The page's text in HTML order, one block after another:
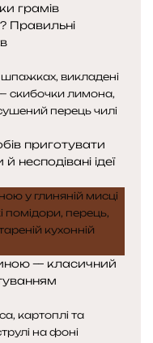
грамів
Правильні
приготувати
несподівані ідеї
— класичний